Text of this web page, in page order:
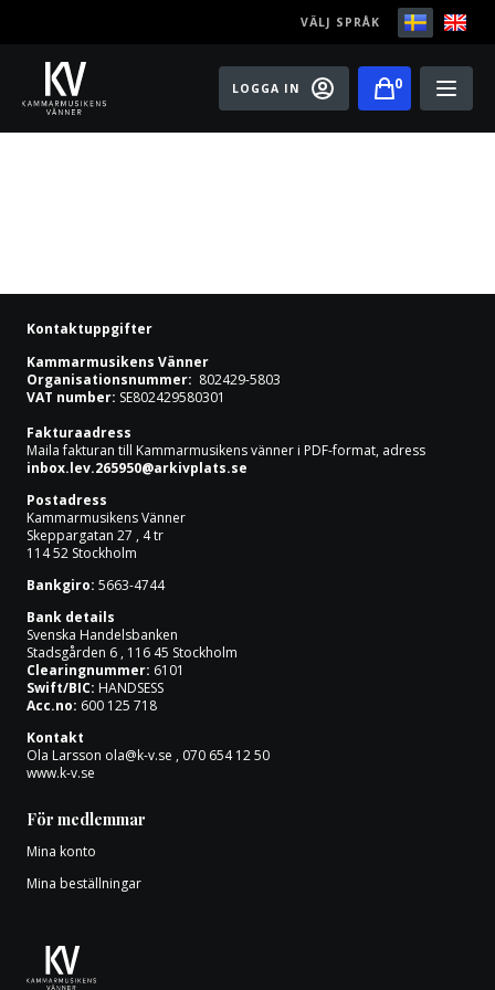
VÄLJ SPRÅK
Play
Konserter
Master classes
Rising Stars
Artister
Om oss
LOGGA IN 0
Kontaktuppgifter
Kammarmusikens Vänner
Organisationsnummer: 802429-5803
VAT number: SE802429580301
Fakturaadress
Maila fakturan till Kammarmusikens vänner i PDF-format, adress
inbox.lev.265950@arkivplats.se
Postadress
Kammarmusikens Vänner
Skeppargatan 27 , 4 tr
114 52 Stockholm
Bankgiro: 5663-4744
Bank details
Svenska Handelsbanken
Stadsgården 6 , 116 45 Stockholm
Clearingnummer: 6101
Swift/BIC: HANDSESS
Acc.no: 600 125 718
Kontakt
Ola Larsson ola@k-v.se , 070 654 12 50
www.k-v.se
För medlemmar
Mina konto
Mina beställningar